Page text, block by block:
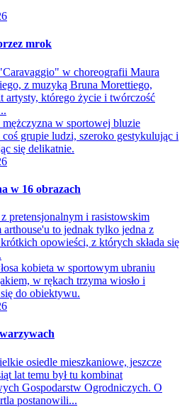
mrok
w choreografii Maura
z muzyką Bruna Morettiego,
artysty, którego życie i twórczość
w 16 obrazach
pretensjonalnym i rasistowskim
arthouse'u to jednak tylko jedna z
krótkich opowieści, z których składa się
osiedle mieszkaniowe, jeszcze
lat temu był tu kombinat
Gospodarstw Ogrodniczych. O
postanowili...